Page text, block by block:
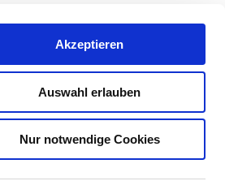
Akzeptieren
Auswahl erlauben
Nur notwendige Cookies
hiking tours
map
now!